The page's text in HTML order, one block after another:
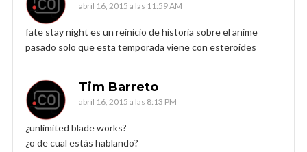
abril 16, 2015 a las 11:59 AM
fate stay night es un reinicio de historia sobre el anime
pasado solo que esta temporada viene con esteroides
Tim Barreto
abril 16, 2015 a las 8:13 PM
¿unlimited blade works?
¿o de cual estás hablando?